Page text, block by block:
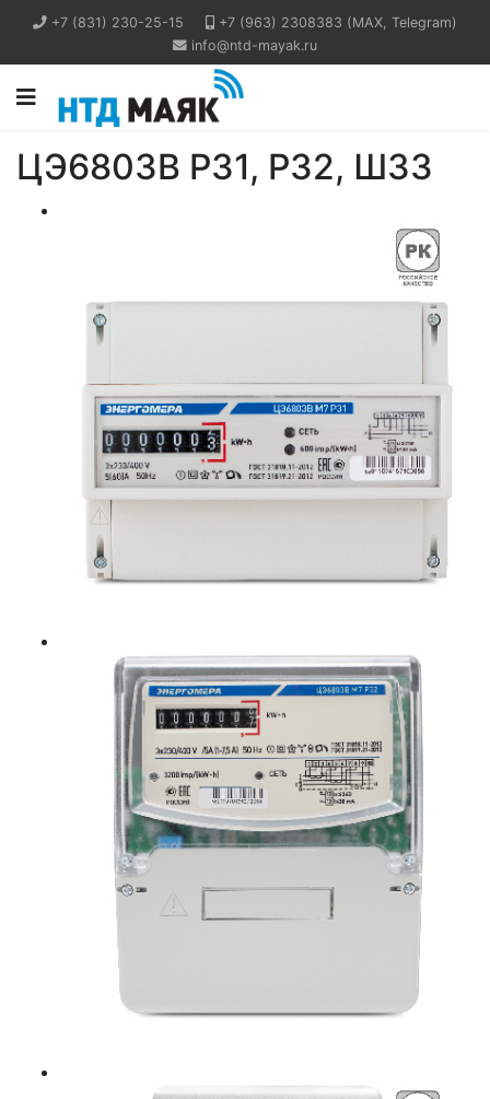
+7 (831) 230-25-15
+7 (963) 2308383 (MAX, Telegram)
info@ntd-mayak.ru
ЦЭ6803В Р31, Р32, Ш33